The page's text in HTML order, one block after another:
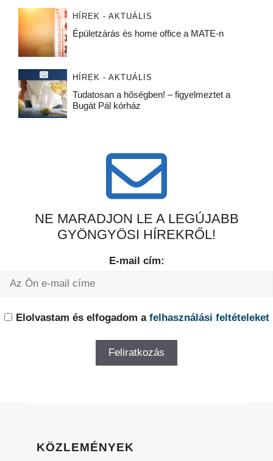
HÍREK - AKTUÁLIS
Épületzárás és home office a MATE-n
HÍREK - AKTUÁLIS
Tudatosan a hőségben! – figyelmeztet a
Bugát Pál kórház
NE MARADJON LE A LEGÚJABB
GYÖNGYÖSI HÍREKRŐL!
E-mail cím:
Elolvastam és elfogadom a felhasználási feltételeket
KÖZLEMÉNYEK